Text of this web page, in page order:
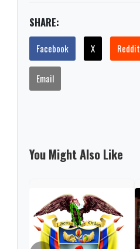
SHARE:
Facebook X Reddit
Email
You Might Also Like